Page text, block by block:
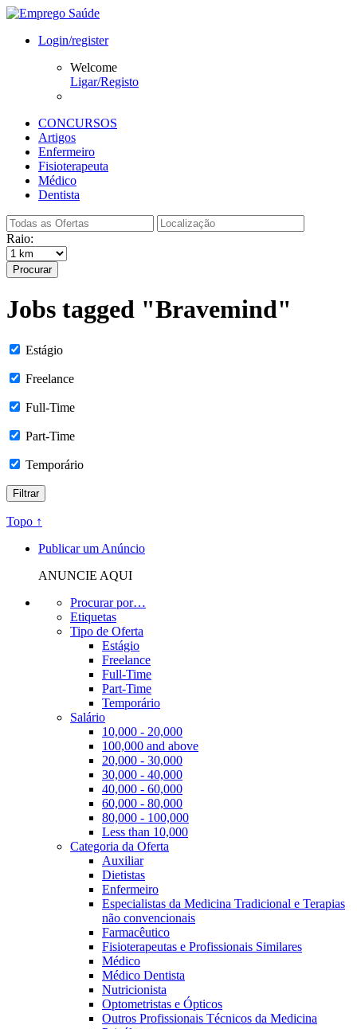
Login/register
Welcome
Ligar/Registo
CONCURSOS
Artigos
Enfermeiro
Fisioterapeuta
Médico
Dentista
Raio:
Procurar
Jobs tagged "Bravemind"
Estágio
Freelance
Full-Time
Part-Time
Temporário
Topo ↑
Publicar um Anúncio
ANUNCIE AQUI
Procurar por…
Etiquetas
Tipo de Oferta
Estágio
Freelance
Full-Time
Part-Time
Temporário
Salário
10,000 - 20,000
100,000 and above
20,000 - 30,000
30,000 - 40,000
40,000 - 60,000
60,000 - 80,000
80,000 - 100,000
Less than 10,000
Categoria da Oferta
Auxiliar
Dietistas
Enfermeiro
Especialistas da Medicina Tradicional e Terapias
não convencionais
Farmacêutico
Fisioterapeutas e Profissionais Similares
Médico
Médico Dentista
Nutricionista
Optometristas e Ópticos
Outros Profissionais Técnicos da Medicina